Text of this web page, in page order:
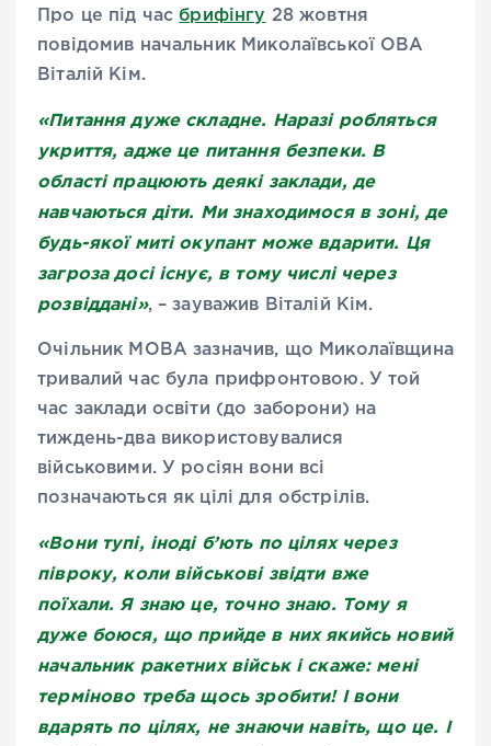
Про це під час брифінгу 28 жовтня
повідомив начальник Миколаївської ОВА
Віталій Кім.
«Питання дуже складне. Наразі робляться
укриття, адже це питання безпеки. В
області працюють деякі заклади, де
навчаються діти. Ми знаходимося в зоні, де
будь-якої миті окупант може вдарити. Ця
загроза досі існує, в тому числі через
розвіддані», – зауважив Віталій Кім.
Очільник МОВА зазначив, що Миколаївщина
тривалий час була прифронтовою. У той
час заклади освіти (до заборони) на
тиждень-два використовувалися
військовими. У росіян вони всі
позначаються як цілі для обстрілів.
«Вони тупі, іноді б’ють по цілях через
півроку, коли військові звідти вже
поїхали. Я знаю це, точно знаю. Тому я
дуже боюся, що прийде в них якийсь новий
начальник ракетних військ і скаже: мені
терміново треба щось зробити! І вони
вдарять по цілях, не знаючи навіть, що це. І